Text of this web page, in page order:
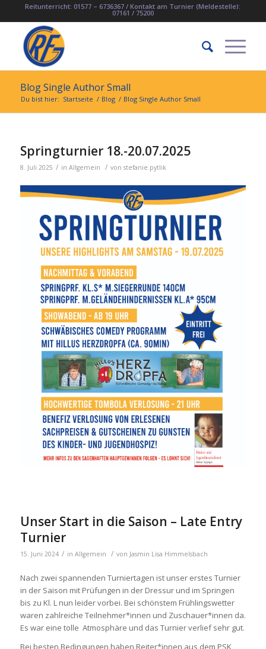
Reitunterricht: 01577 – 6736367 / Kontakt am Turnier (Meldestelle):
07161 / 75200
Blog Single Author Small
Du bist hier: Startseite / Blog / Blog Single Author Small
Springturnier 18.-20.07.2025
8. Juli 2025 / in Allgemein / von stefanie.pytlik
Unser Start in die Saison – Late Entry
Turnier
15. Juni 2024 / in Allgemein / von Jasmin Lisa Himmelsbach
Nach zwei spannenden Turniertagen ist unser erstes Turnier
in der Saison mit Prüfungen in der Dressur und im Springen
bis zu Kl. L nun leider vorbei. Bei schönstem Frühlingswetter
waren zahlreiche Teilnehmer*innen und Zuschauer*innen da.
Es war eine tolle Atmosphäre und das Turnier verlief sehr gut.
Bei besten Bedingungen haben Reiter*innen aus dem PSK